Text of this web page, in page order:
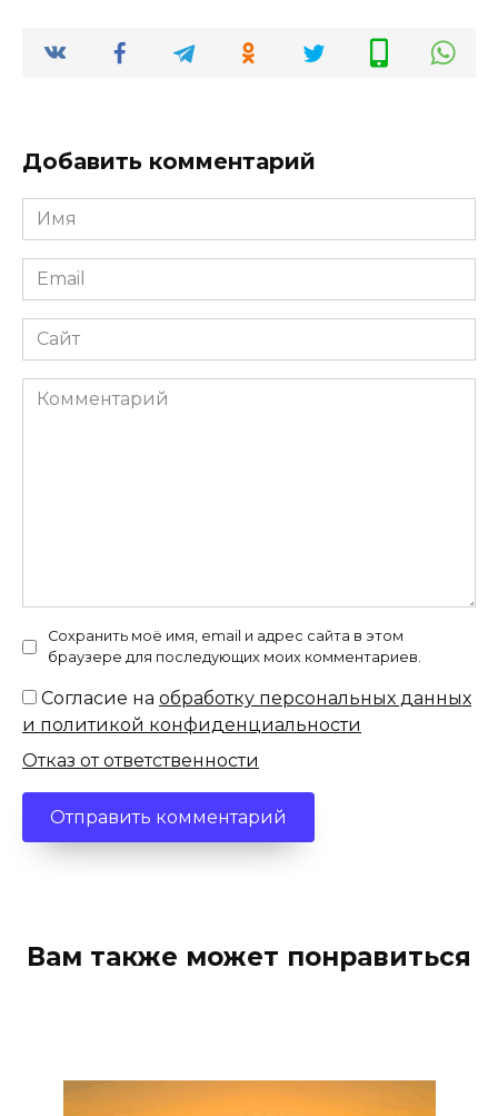
Добавить комментарий
Имя
*
Email
*
Сайт
Комментарий
Сохранить моё имя, email и адрес сайта в этом
браузере для последующих моих комментариев.
Согласие на обработку персональных данных
и политикой конфиденциальности
Отказ от ответственности
Вам также может понравиться